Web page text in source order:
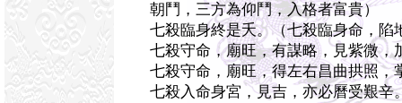
朝鬥，三方為仰鬥，入格者富貴）
七殺臨身終是夭。（七殺臨身命，陷
七殺守命，廟旺，有謀略，見紫微，
七殺守命，廟旺，得左右昌曲拱照，
七殺入命身宮，見吉，亦必曆受艱辛